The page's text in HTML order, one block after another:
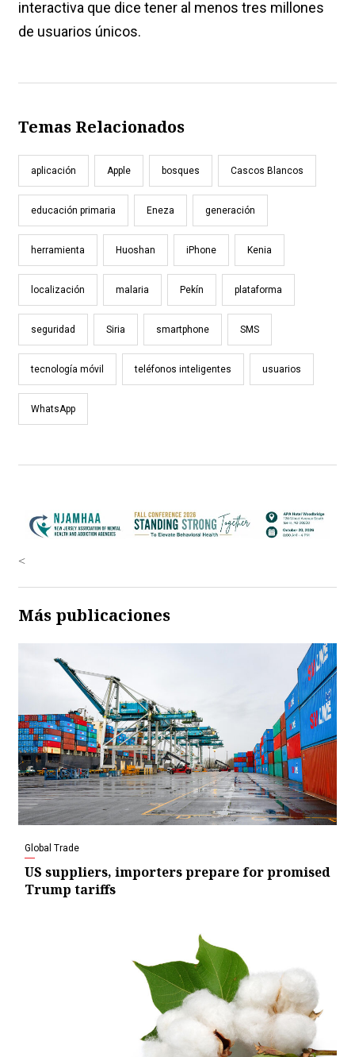
interactiva que dice tener al menos tres millones
de usuarios únicos.
Temas Relacionados
aplicación Apple bosques Cascos Blancos
educación primaria Eneza generación
herramienta Huoshan iPhone Kenia
localización malaria Pekín plataforma
seguridad Siria smartphone SMS
tecnología móvil teléfonos inteligentes usuarios
WhatsApp
<
Más publicaciones
Global Trade
US suppliers, importers prepare for promised
Trump tariffs